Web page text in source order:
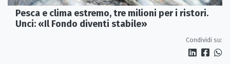
Pesca e clima estremo, tre milioni per i ristori.
Unci: «Il Fondo diventi stabile»
Condividi su: